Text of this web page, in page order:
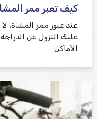
كيف تعبر ممر
عند عبور ممر المشاة،
عليك النزول عن الدراجة
الأماكن